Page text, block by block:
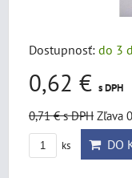
Dostupnosť: do 3
0,62 € s DPH
0,71 €s DPH Zľava
ks DO